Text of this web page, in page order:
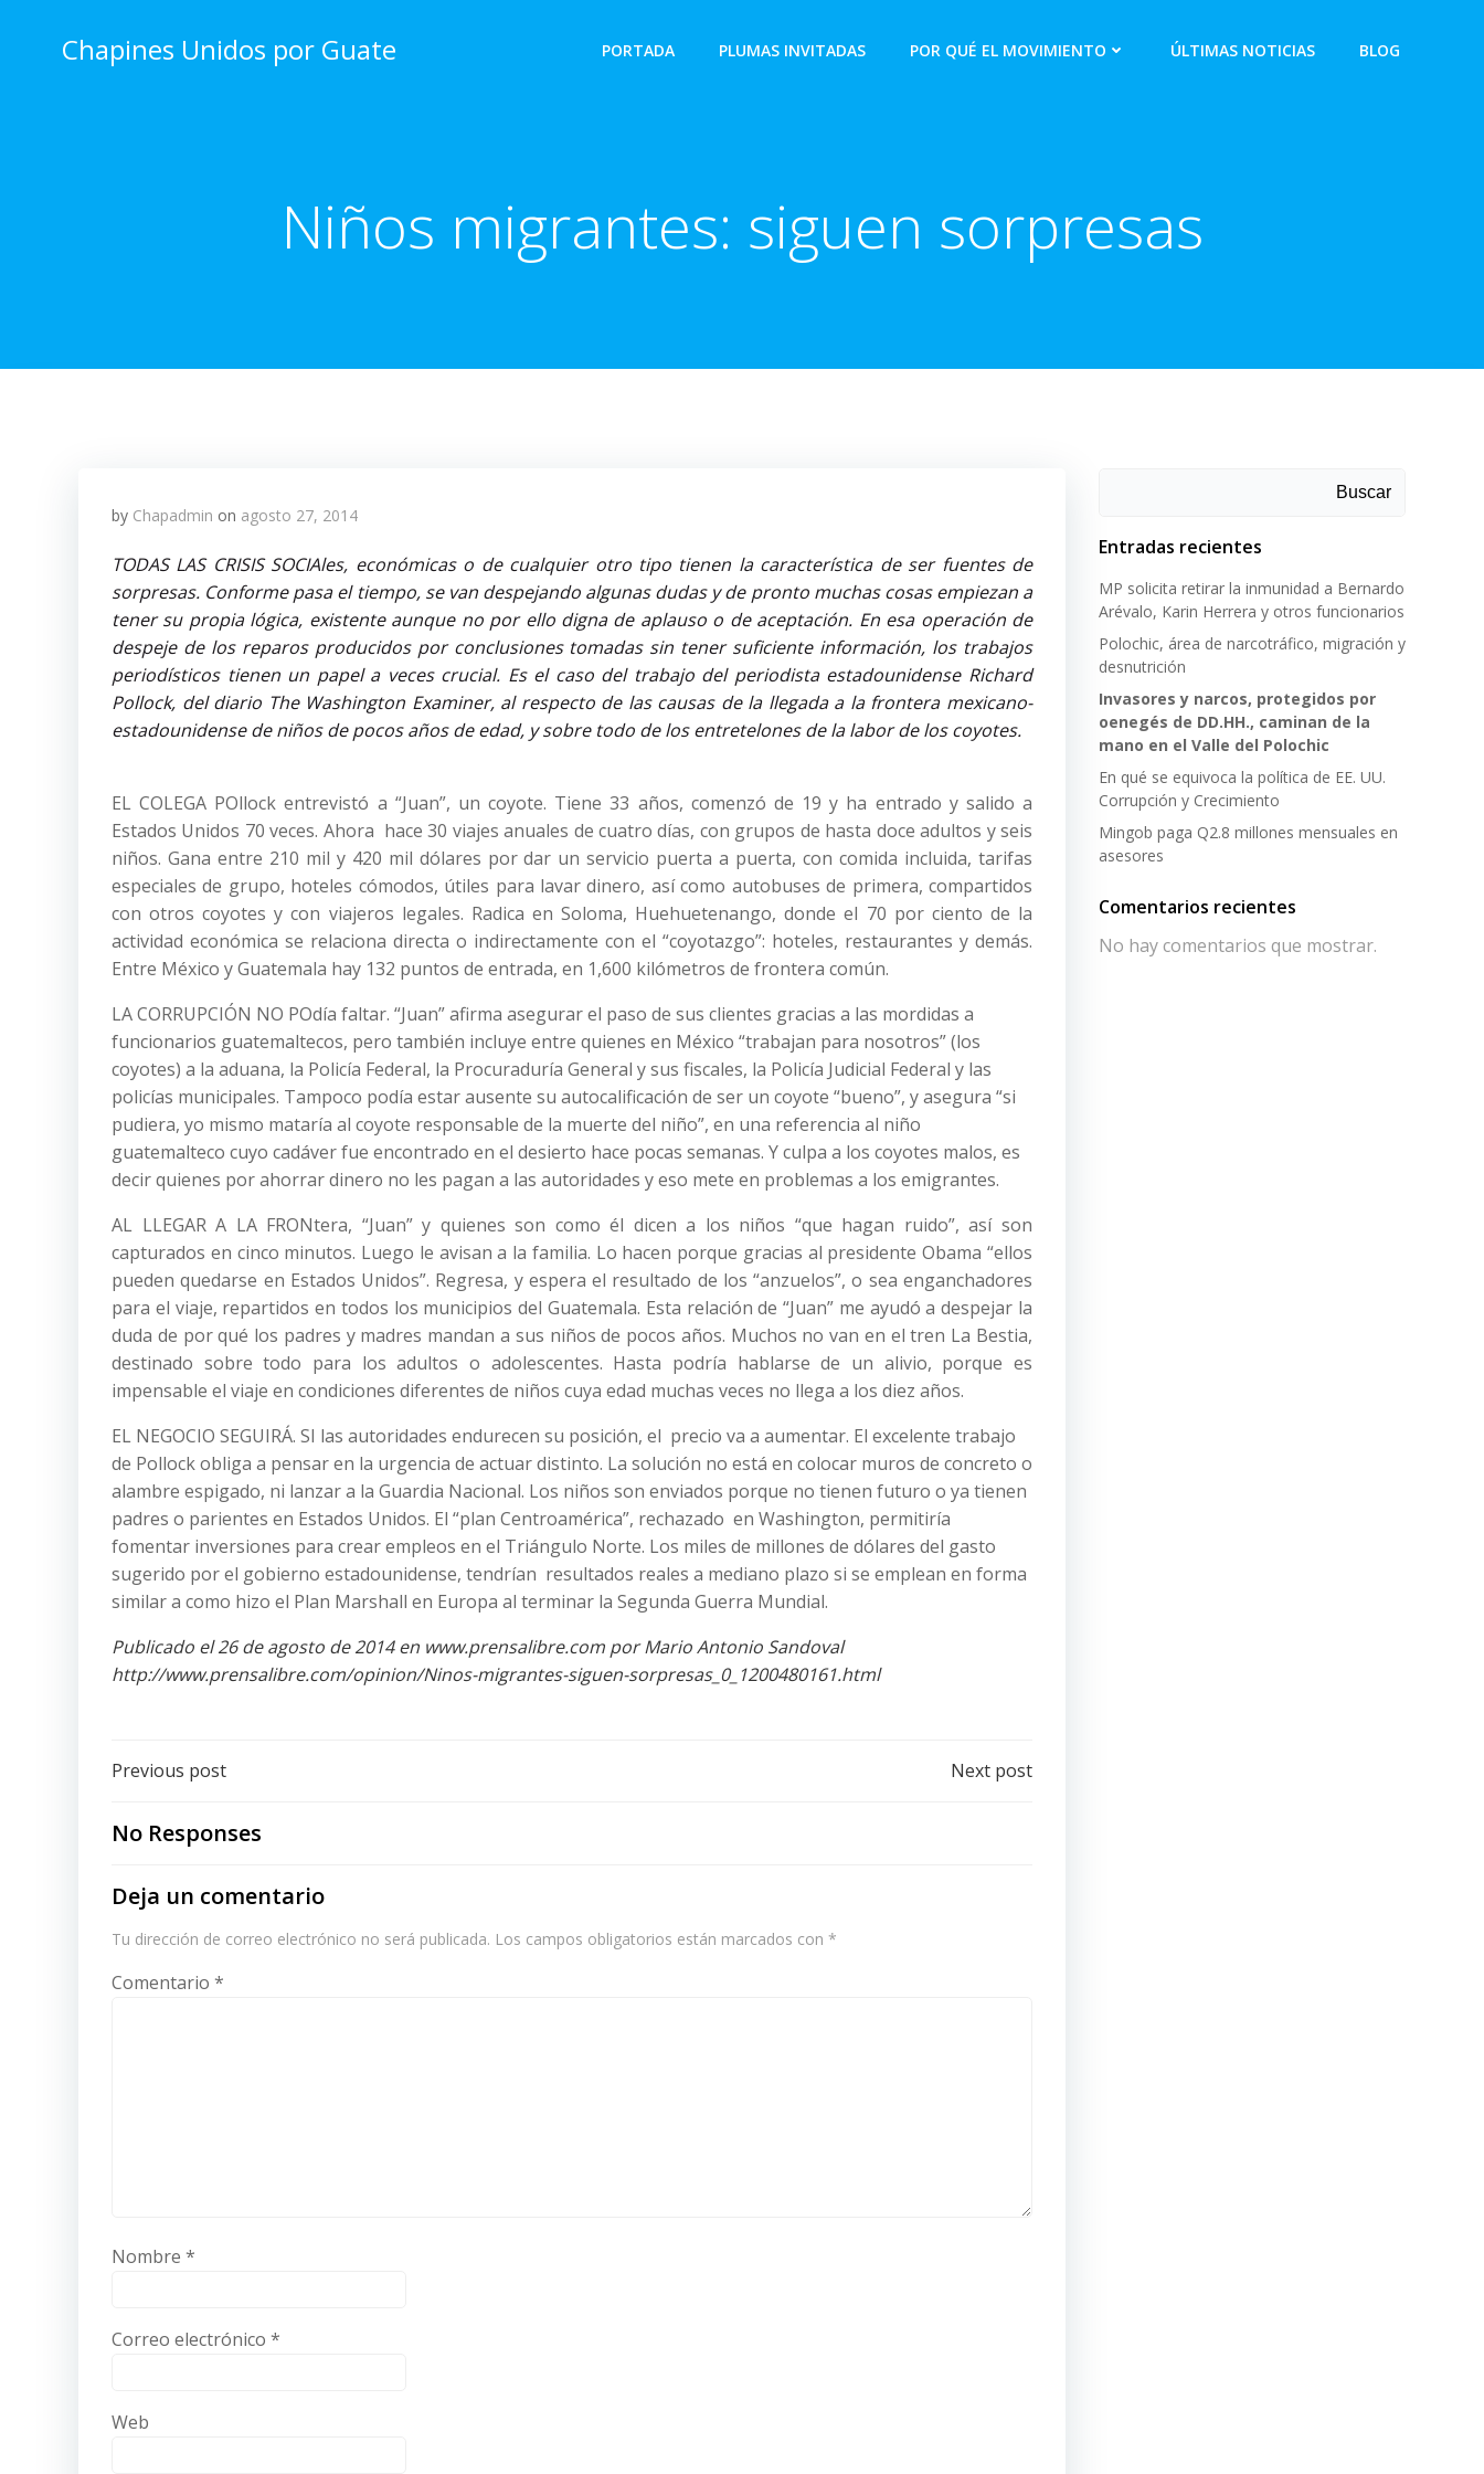
Chapines Unidos por Guate PORTADA PLUMAS INVITADAS POR QUÉ EL MOVIMIENTO ÚLTIMAS NOTICIAS BLOG
Niños migrantes: siguen sorpresas
by Chapadmin on agosto 27, 2014
TODAS LAS CRISIS SOCIAles, económicas o de cualquier otro tipo tienen la característica de ser fuentes de
sorpresas. Conforme pasa el tiempo, se van despejando algunas dudas y de pronto muchas cosas empiezan a
tener su propia lógica, existente aunque no por ello digna de aplauso o de aceptación. En esa operación de
despeje de los reparos producidos por conclusiones tomadas sin tener suficiente información, los trabajos
periodísticos tienen un papel a veces crucial. Es el caso del trabajo del periodista estadounidense Richard
Pollock, del diario The Washington Examiner, al respecto de las causas de la llegada a la frontera mexicano-
estadounidense de niños de pocos años de edad, y sobre todo de los entretelones de la labor de los coyotes.
EL COLEGA POllock entrevistó a “Juan”, un coyote. Tiene 33 años, comenzó de 19 y ha entrado y salido a
Estados Unidos 70 veces. Ahora hace 30 viajes anuales de cuatro días, con grupos de hasta doce adultos y seis
niños. Gana entre 210 mil y 420 mil dólares por dar un servicio puerta a puerta, con comida incluida, tarifas
especiales de grupo, hoteles cómodos, útiles para lavar dinero, así como autobuses de primera, compartidos
con otros coyotes y con viajeros legales. Radica en Soloma, Huehuetenango, donde el 70 por ciento de la
actividad económica se relaciona directa o indirectamente con el “coyotazgo”: hoteles, restaurantes y demás.
Entre México y Guatemala hay 132 puntos de entrada, en 1,600 kilómetros de frontera común.
LA CORRUPCIÓN NO POdía faltar. “Juan” afirma asegurar el paso de sus clientes gracias a las mordidas a
funcionarios guatemaltecos, pero también incluye entre quienes en México “trabajan para nosotros” (los
coyotes) a la aduana, la Policía Federal, la Procuraduría General y sus fiscales, la Policía Judicial Federal y las
policías municipales. Tampoco podía estar ausente su autocalificación de ser un coyote “bueno”, y asegura “si
pudiera, yo mismo mataría al coyote responsable de la muerte del niño”, en una referencia al niño
guatemalteco cuyo cadáver fue encontrado en el desierto hace pocas semanas. Y culpa a los coyotes malos, es
decir quienes por ahorrar dinero no les pagan a las autoridades y eso mete en problemas a los emigrantes.
AL LLEGAR A LA FRONtera, “Juan” y quienes son como él dicen a los niños “que hagan ruido”, así son
capturados en cinco minutos. Luego le avisan a la familia. Lo hacen porque gracias al presidente Obama “ellos
pueden quedarse en Estados Unidos”. Regresa, y espera el resultado de los “anzuelos”, o sea enganchadores
para el viaje, repartidos en todos los municipios del Guatemala. Esta relación de “Juan” me ayudó a despejar la
duda de por qué los padres y madres mandan a sus niños de pocos años. Muchos no van en el tren La Bestia,
destinado sobre todo para los adultos o adolescentes. Hasta podría hablarse de un alivio, porque es
impensable el viaje en condiciones diferentes de niños cuya edad muchas veces no llega a los diez años.
EL NEGOCIO SEGUIRÁ. SI las autoridades endurecen su posición, el precio va a aumentar. El excelente trabajo
de Pollock obliga a pensar en la urgencia de actuar distinto. La solución no está en colocar muros de concreto o
alambre espigado, ni lanzar a la Guardia Nacional. Los niños son enviados porque no tienen futuro o ya tienen
padres o parientes en Estados Unidos. El “plan Centroamérica”, rechazado en Washington, permitiría
fomentar inversiones para crear empleos en el Triángulo Norte. Los miles de millones de dólares del gasto
sugerido por el gobierno estadounidense, tendrían resultados reales a mediano plazo si se emplean en forma
similar a como hizo el Plan Marshall en Europa al terminar la Segunda Guerra Mundial.
Publicado el 26 de agosto de 2014 en www.prensalibre.com por Mario Antonio Sandoval
http://www.prensalibre.com/opinion/Ninos-migrantes-siguen-sorpresas_0_1200480161.html
Post
navigation
Previous post Next post
No Responses
Deja un comentario
Tu dirección de correo electrónico no será publicada. Los campos obligatorios están marcados con *
Comentario *
Nombre *
Correo electrónico *
Web
Buscar
Entradas recientes
MP solicita retirar la inmunidad a Bernardo
Arévalo, Karin Herrera y otros funcionarios
Polochic, área de narcotráfico, migración y
desnutrición
Invasores y narcos, protegidos por
oenegés de DD.HH., caminan de la
mano en el Valle del Polochic
En qué se equivoca la política de EE. UU.
Corrupción y Crecimiento
Mingob paga Q2.8 millones mensuales en
asesores
Comentarios recientes
No hay comentarios que mostrar.